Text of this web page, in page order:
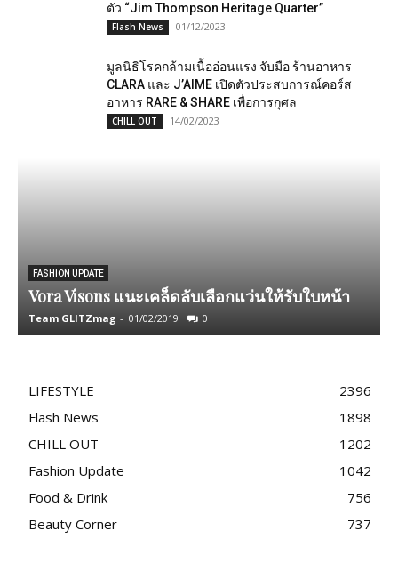
ตัว “Jim Thompson Heritage Quarter”
Flash News 01/12/2023
มูลนิธิโรคกล้ามเนื้ออ่อนแรง จับมือ ร้านอาหาร
CLARA และ J’AIME เปิดตัวประสบการณ์คอร์ส
อาหาร RARE & SHARE เพื่อการกุศล
CHILL OUT 14/02/2023
FASHION UPDATE
Vora Visons แนะเคล็ดลับเลือกแว่นให้รับใบหน้า
Team GLITZmag - 01/02/2019 0
LIFESTYLE
2396
Flash News
1898
CHILL OUT
1202
Fashion Update
1042
Food & Drink
756
Beauty Corner
737